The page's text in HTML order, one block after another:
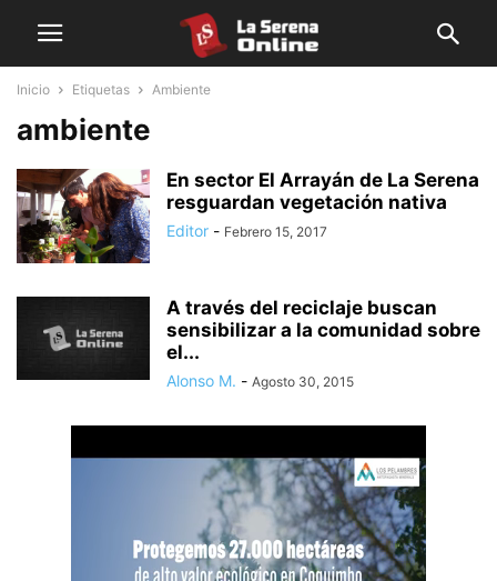
Inicio Etiquetas Ambiente
ambiente
En sector El Arrayán de La Serena
resguardan vegetación nativa
Editor - Febrero 15, 2017
A través del reciclaje buscan
sensibilizar a la comunidad sobre
el...
Alonso M. - Agosto 30, 2015